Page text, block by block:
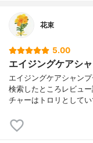
花束
5.00
エイジングケアシ
エイジングケアシャン
検索したところレビュ
チャーはトロリとして